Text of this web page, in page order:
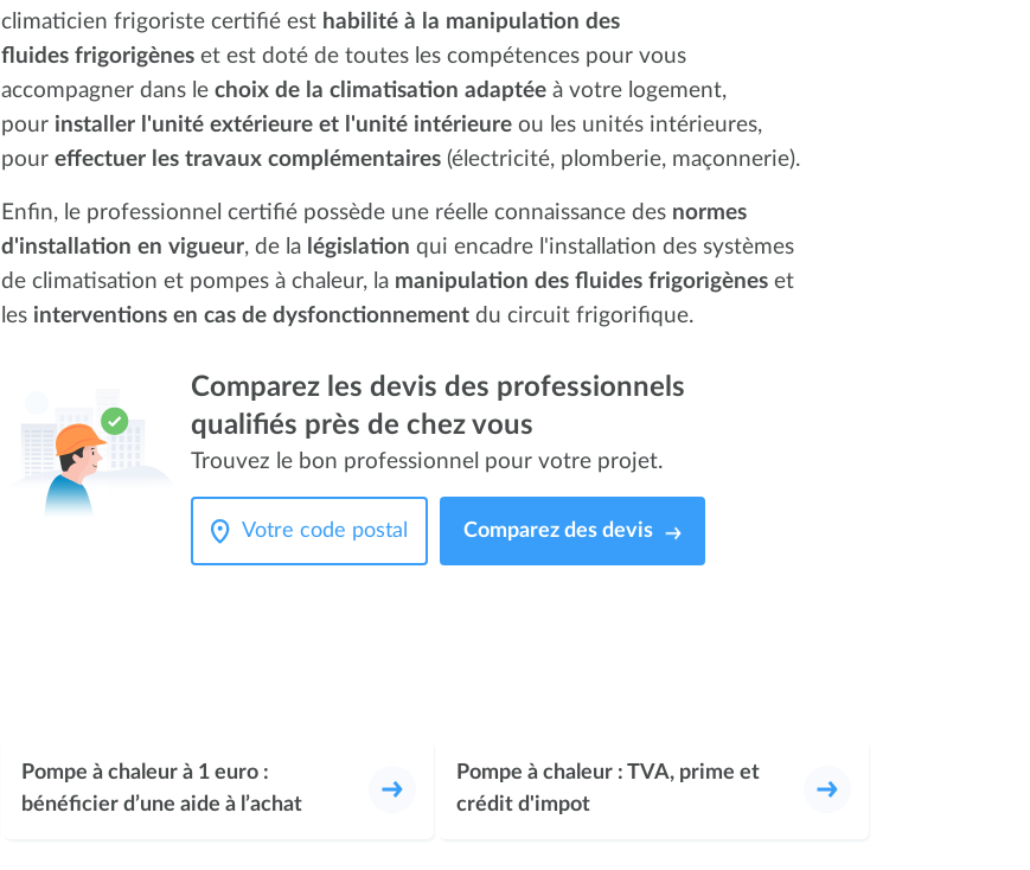
climaticien frigoriste certifié est habilité à la manipulation des
fluides frigorigènes et est doté de toutes les compétences pour vous
accompagner dans le choix de la climatisation adaptée à votre logement,
pour installer l'unité extérieure et l'unité intérieure ou les unités intérieures,
pour effectuer les travaux complémentaires (électricité, plomberie, maçonnerie).
Enfin, le professionnel certifié possède une réelle connaissance des normes
d'installation en vigueur, de la législation qui encadre l'installation des systèmes
de climatisation et pompes à chaleur, la manipulation des fluides frigorigènes et
les interventions en cas de dysfonctionnement du circuit frigorifique.
Comparez les devis des professionnels
qualifiés près de chez vous
Trouvez le bon professionnel pour votre projet.
Comparez des devis
Pompe à chaleur à 1 euro :
bénéficier d’une aide à l’achat
Pompe à chaleur : TVA, prime et
crédit d'impot